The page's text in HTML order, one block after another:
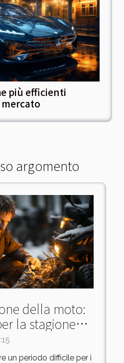
più efficienti
argomento
della moto:
la stagione
un periodo difficile per i